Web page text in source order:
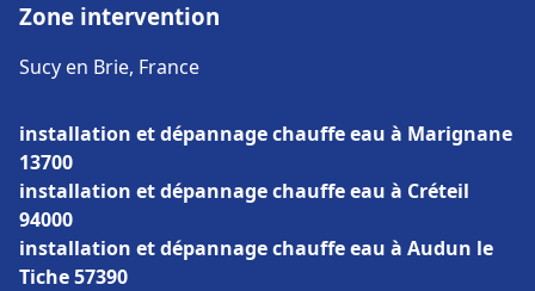
Zone intervention
Sucy en Brie, France
installation et dépannage chauffe eau à Marignane
13700
installation et dépannage chauffe eau à Créteil
94000
installation et dépannage chauffe eau à Audun le
Tiche 57390